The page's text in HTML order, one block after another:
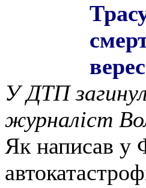
У ДТП
журналіст
Як написав у